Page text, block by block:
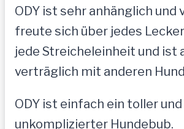
ODY ist sehr anhänglich und
freute sich über jedes
jede Streicheleinheit und ist
verträglich mit anderen
ODY ist einfach ein toller und
unkomplizierter Hundebub.